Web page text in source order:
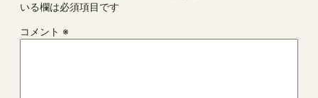
いる欄は必須項目です
コメント ※